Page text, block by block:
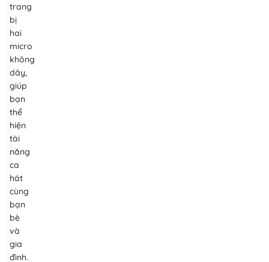
trang
bị
hai
micro
không
dây,
giúp
bạn
thể
hiện
tài
năng
ca
hát
cùng
bạn
bè
và
gia
đình.